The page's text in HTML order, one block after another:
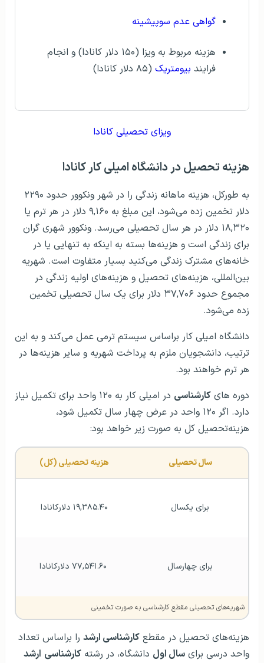
گواهی عدم سوپیشینه
هزینه مربوط به ویزا (۱۵۰ دلار کانادا) و انجام
فرایند بیومتریک (۸۵ دلار کانادا)
ویزای تحصیلی کانادا
هزینه تحصیل در دانشگاه امیلی کار کانادا
به طور‌کل، هزینه ماهانه زندگی را در شهر ونکوور حدود ۲۲۹۰
دلار تخمین زده‌ می‌شود، این مبلغ به ۹,۱۶۰ دلار در هر ترم یا
۱۸,۳۲۰ دلار در هر سال تحصیلی می‌رسد. ونکوور شهری گران
برای زندگی است و هزینه‌ها بسته به اینکه به تنهایی یا در
خانه‌های مشترک زندگی می‌کنید بسیار متفاوت است. شهریه
بین‌المللی، هزینه‌های تحصیل و هزینه‌های اولیه زندگی در
مجموع حدود ۳۷,۷۰۶ دلار برای یک سال تحصیلی تخمین
زده می‌شود.
دانشگاه امیلی کار براساس سیستم ترمی عمل می‌کند و به این
ترتیب، دانشجویان ملزم به پرداخت شهریه و سایر هزینه‌ها در
هر ترم خواهند بود.
دوره های کارشناسی
در امیلی کار به ۱۲۰ واحد برای تکمیل نیاز
دارد. اگر ۱۲۰ واحد در عرض چهار سال تکمیل شود،
هزینه‌تحصیل کل به صورت زیر خواهد بود:
سال تحصیلی هزینه تحصیلی (کل)
برای یکسال ۱۹,۳۸۵.۴۰ دلارکانادا
برای چهار‌سال
شهریه‌های تحصیلی مقطع کارشناسی به صورت تخمینی
هزینه‌های تحصیل در مقطع کارشناسی ارشد را براساس تعداد
واحد درسی برای سال اول دانشگاه، در رشته کارشناسی ارشد